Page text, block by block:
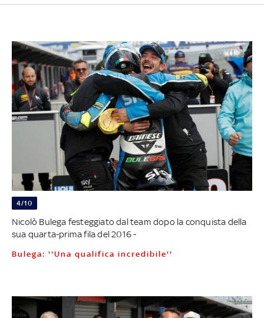
4/10
Nicolò Bulega festeggiato dal team dopo la conquista della
sua quarta-prima fila del 2016 -
Bulega: ''Una qualifica incredibile''